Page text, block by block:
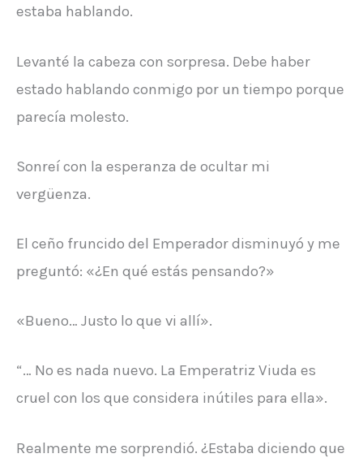
estaba hablando.
Levanté la cabeza con sorpresa. Debe haber
estado hablando conmigo por un tiempo porque
parecía molesto.
Sonreí con la esperanza de ocultar mi
vergüenza.
El ceño fruncido del Emperador disminuyó y me
preguntó: «¿En qué estás pensando?»
«Bueno… Justo lo que vi allí».
“… No es nada nuevo. La Emperatriz Viuda es
cruel con los que considera inútiles para ella».
Realmente me sorprendió. ¿Estaba diciendo que